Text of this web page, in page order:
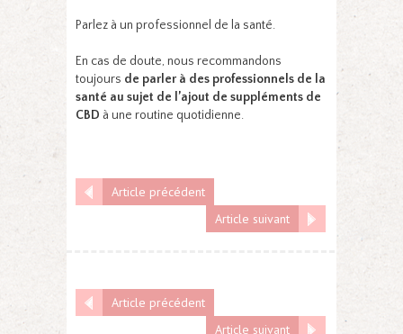
Parlez à un professionnel de la santé.
En cas de doute, nous recommandons
toujours de parler à des professionnels de la
santé au sujet de l’ajout de suppléments de
CBD à une routine quotidienne.
Article précédent
Article suivant
Article précédent
Article suivant